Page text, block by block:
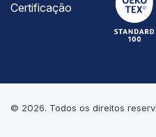
Certificação
© 2026. Todos os direitos